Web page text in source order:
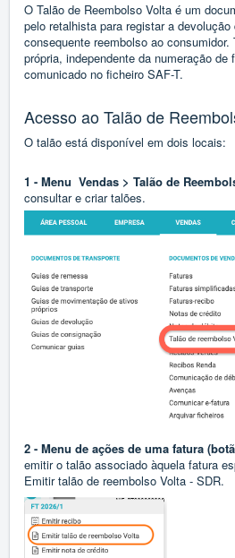
O Talão de Reembolso Volta é um
pelo retalhista para registar a
consequente reembolso ao
própria, independente da numeração de
comunicado no ficheiro SAF-T.
Acesso ao Talão de
O talão está disponível em dois locais:
1 - Menu Vendas > Talão de
consultar e criar talões.
2 - Menu de ações de uma fatura
emitir o talão associado àquela fatura
Emitir talão de reembolso Volta - SDR.